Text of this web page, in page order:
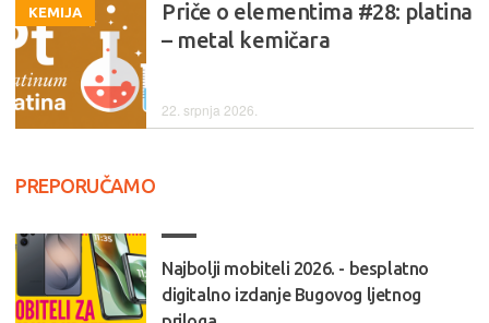
KEMIJA
Priče o elementima #28: platina
– metal kemičara
22. srpnja 2026.
PREPORUČAMO
Najbolji mobiteli 2026. - besplatno
digitalno izdanje Bugovog ljetnog